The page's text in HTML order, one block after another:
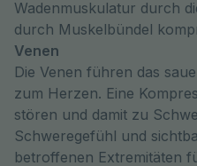
Wadenmuskulatur durch
durch Muskelbündel
Venen
Die Venen führen das
zum Herzen. Eine
stören und damit zu
Schweregefühl und
betroffenen Extremitäten